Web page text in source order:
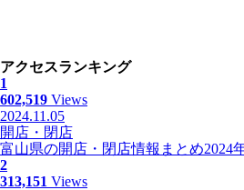
アクセスランキング
1
602,519 Views
2024.11.05
開店・閉店
富山県の開店・閉店情報まとめ2024
2
313,151 Views